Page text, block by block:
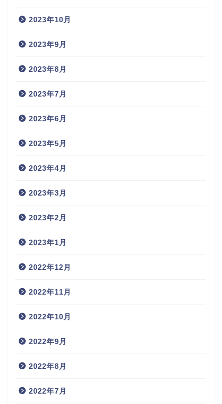
2023年10月
2023年9月
2023年8月
2023年7月
2023年6月
2023年5月
2023年4月
2023年3月
2023年2月
2023年1月
2022年12月
2022年11月
2022年10月
2022年9月
2022年8月
2022年7月